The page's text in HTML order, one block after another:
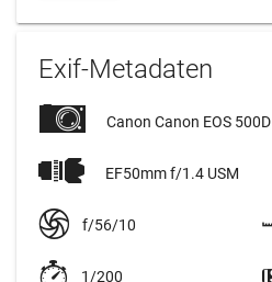
Exif-Metadaten
Canon Canon EOS 500D
EF50mm f/1.4 USM
f/56/10
1/200